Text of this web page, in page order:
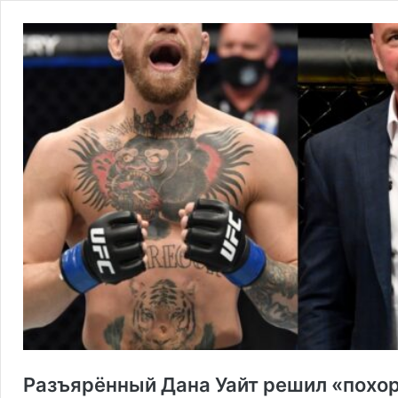
Разъярённый Дана Уайт решил